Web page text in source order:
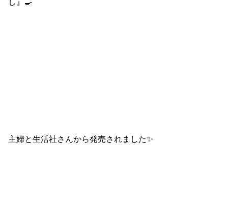
し』 🍳
主婦と生活社さんから発売されました✨